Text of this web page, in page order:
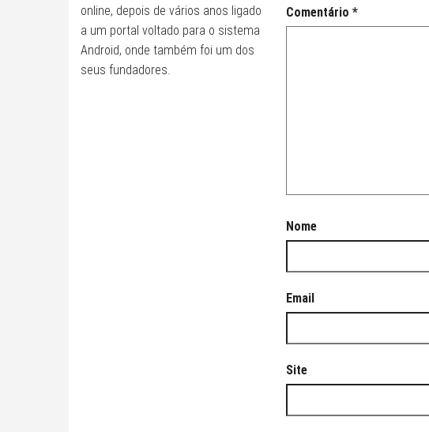
online, depois de vários anos ligado
a um portal voltado para o sistema
Android, onde também foi um dos
seus fundadores.
Comentário *
Nome
Email
Site